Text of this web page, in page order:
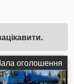
оголошення